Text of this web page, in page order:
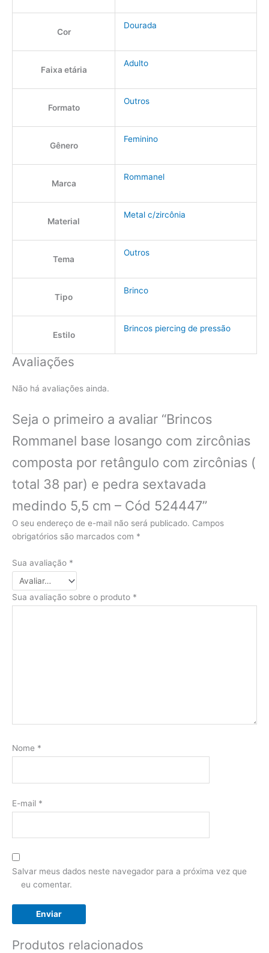
Cor
Dourada
Faixa etária
Adulto
Formato
Outros
Gênero
Feminino
Marca
Rommanel
Material
Metal c/zircônia
Tema
Outros
Tipo
Brinco
Estilo
Brincos piercing de pressão
Avaliações
Não há avaliações ainda.
Seja o primeiro a avaliar “Brincos
Rommanel base losango com zircônias
composta por retângulo com zircônias (
total 38 par) e pedra sextavada
medindo 5,5 cm – Cód 524447”
O seu endereço de e-mail não será publicado. Campos
obrigatórios são marcados com *
Sua avaliação *
Sua avaliação sobre o produto *
Nome *
E-mail *
Salvar meus dados neste navegador para a próxima vez que
eu comentar.
Produtos relacionados